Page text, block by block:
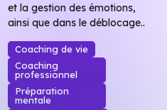
et la gestion des émotions,
ainsi que dans le déblocage..
Coaching de vie
Coaching
professionnel
Préparation
mentale